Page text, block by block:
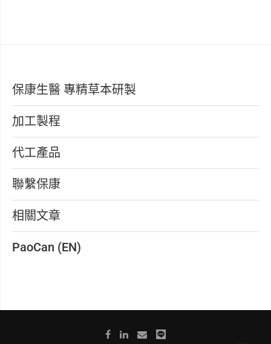
保康生醫 專精草本研製
加工製程
代工產品
聯繫保康
相關文章
PaoCan (EN)